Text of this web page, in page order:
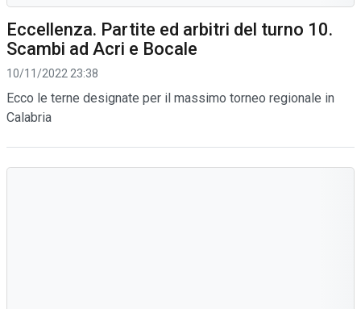
Eccellenza. Partite ed arbitri del turno 10.
Scambi ad Acri e Bocale
10/11/2022 23:38
Ecco le terne designate per il massimo torneo regionale in
Calabria